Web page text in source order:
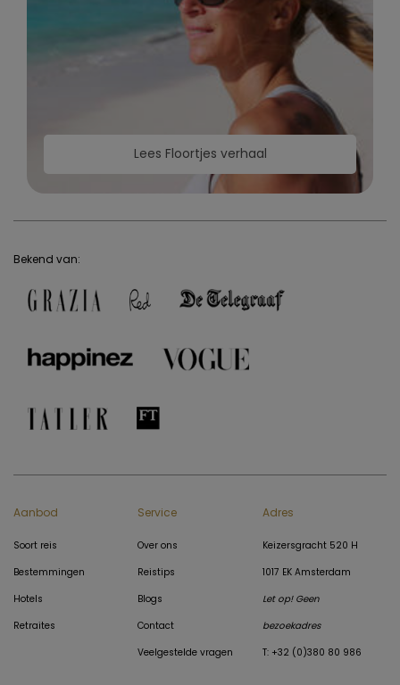
Lees Floortjes verhaal
Bekend van:
Aanbod
Soort reis
Bestemmingen
Hotels
Retraites
Service
Over ons
Reistips
Blogs
Contact
Veelgestelde vragen
Adres
Keizersgracht 520 H
1017 EK Amsterdam
Let op! Geen
bezoekadres
T: +32 (0)380 80 986